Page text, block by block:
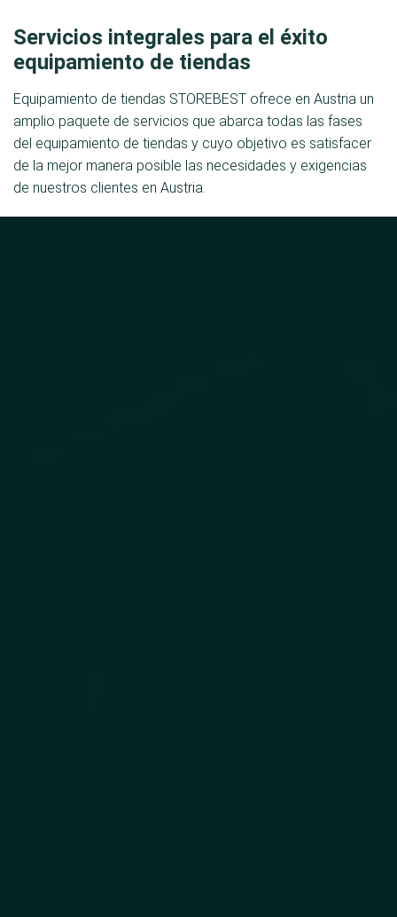
Servicios integrales para el éxito
equipamiento de tiendas
Equipamiento de tiendas STOREBEST ofrece en Austria un
amplio paquete de servicios que abarca todas las fases
del equipamiento de tiendas y cuyo objetivo es satisfacer
de la mejor manera posible las necesidades y exigencias
de nuestros clientes en Austria.